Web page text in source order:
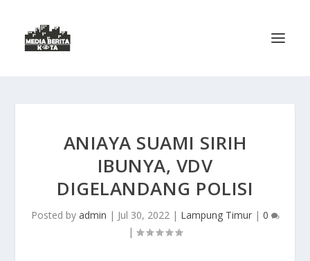
ANIAYA SUAMI SIRIH
IBUNYA, VDV
DIGELANDANG POLISI
Posted by admin | Jul 30, 2022| Lampung Timur| 0
|